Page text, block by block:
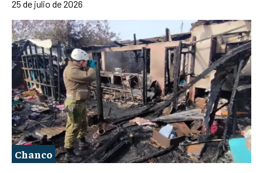
25 de julio de 2026
Chanco